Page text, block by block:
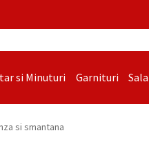
si Minuturi Garnituri
si smantana